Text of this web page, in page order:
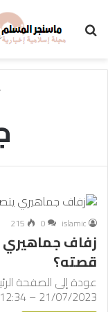
islamic
0
215
زفاف جماهيري
قصته؟
عودة إلى الصفحة
21/07/2023 – 12:34 06:06 باب الويب © صورة ملتقطة…